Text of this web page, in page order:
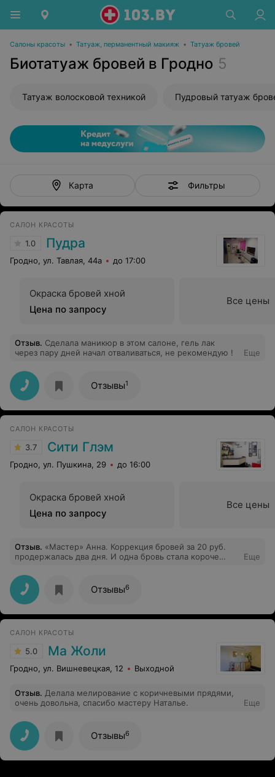
Салоны красоты • Татуаж, перманентный макияж • Татуаж бровей
Биотатуаж бровей в Гродно 5
Татуаж волосковой техникой Пудровый татуаж
Карта Фильтры
САЛОН КРАСОТЫ
1.0 Пудра
Гродно, ул. Тавлая, 44а до 17:00
Окраска бровей хной
Цена по запросу
Все цены
Отзыв. Сделала маникюр в этом салоне, гель лак
через пару дней начал отваливаться, не рекомендую !
Еще
Отзывы1
САЛОН КРАСОТЫ
3.7 Сити Глэм
Гродно, ул. Пушкина, 29 до 16:00
Окраска бровей хной
Цена по запросу
Все цены
Отзыв. «Мастер» Анна. Коррекция бровей за 20 руб.
продержалась два дня. И одна бровь стала короче
заявила, что у меня такая кожа.
Еще
Отзывы6
САЛОН КРАСОТЫ
5.0 Ма Жоли
Гродно, ул. Вишневецкая, 12 Выходной
Отзыв. Делала мелирование с коричневыми прядями,
очень довольна, спасибо мастеру Наталье.
Еще
Отзывы6